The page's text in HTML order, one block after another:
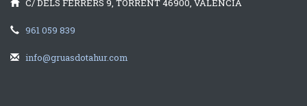
C/ DELS FERRERS 9, TORRENT 46900, VALENCIA
961 059 839
info@gruasdotahur.com